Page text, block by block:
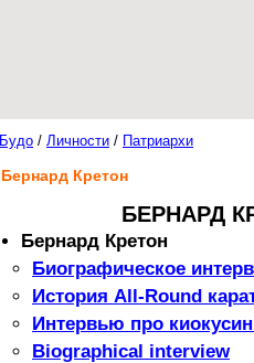
Будо / Личности / Патриархи
Бернард Кретон
БЕРНАРД
Бернард Кретон
Биографическое
История All-Round
Интервью про
Biographical interview